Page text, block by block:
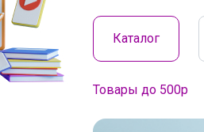
Каталог
Товары до 500р